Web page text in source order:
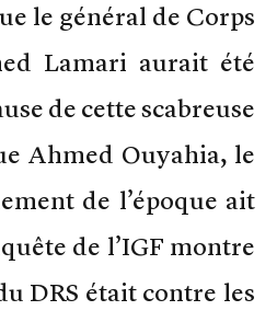
le général de Corps
Lamari aurait été
de cette scabreuse
Ahmed Ouyahia, le
de l’époque ait
de l’IGF montre
DRS était contre les